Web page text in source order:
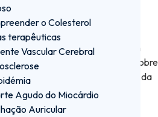
o Colesterol
terapêuticas
Vascular Cerebral
Agudo do Miocárdio
Auricular
, a
realizou um inquérito sobre o
da mama metastático (CMM) em
informações essenciais sobre
pública sobre o cancro da
nos actuais esforços de